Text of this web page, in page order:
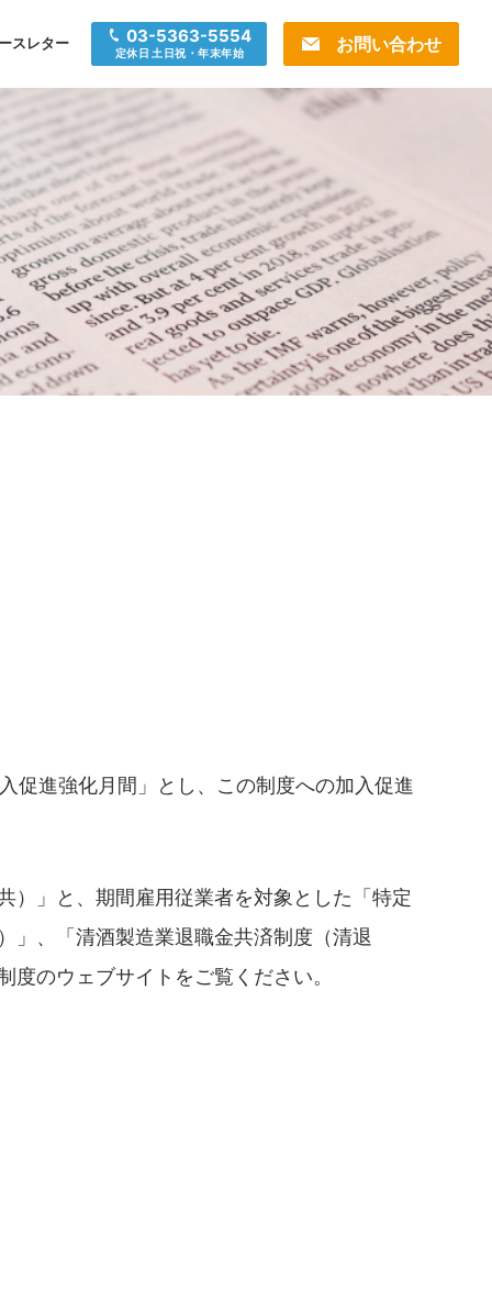
スレター 03-5363-5554
定休日 土日祝・年末年始 お問い合わせ
促進強化月間」とし、この制度への加入促進
」と、期間雇用従業者を対象とした「特定
」、「清酒製造業退職金共済制度（清退
のウェブサイトをご覧ください。